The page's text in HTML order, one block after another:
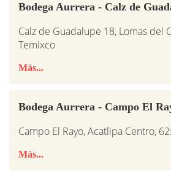
Bodega Aurrera - Calz de
Calz de Guadalupe 18, Lomas del
Temixco
Más...
Bodega Aurrera - Campo El
Campo El Rayo, Acatlipa Centro,
Más...